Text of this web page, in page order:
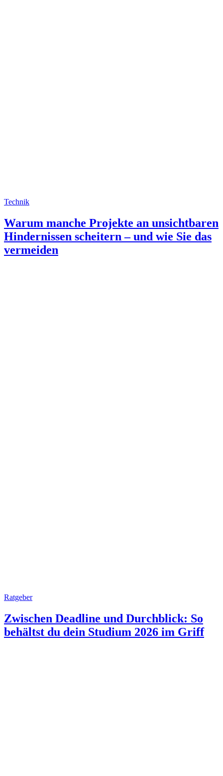
Technik
Warum manche Projekte an unsichtbaren
Hindernissen scheitern – und wie Sie das
vermeiden
Ratgeber
Zwischen Deadline und Durchblick: So
behältst du dein Studium 2026 im Griff